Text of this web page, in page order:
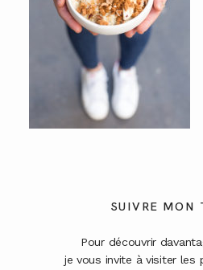
SUIVRE MON
Pour découvrir
je vous invite à visiter les